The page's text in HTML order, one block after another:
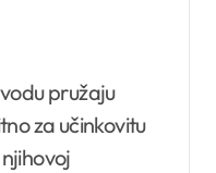
pružaju
za učinkovitu